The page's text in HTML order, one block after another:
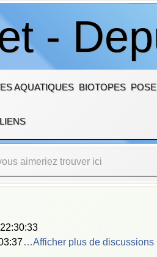
-
AQUATIQUES BIOTOPES
LIENS
…Afficher plus de discussions